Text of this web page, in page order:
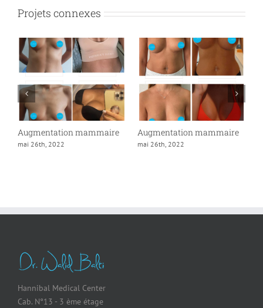
Projets connexes
Augmentation mammaire
mai 26th, 2022
Augmentation mammaire
mai 26th, 2022
Hannibal Medical Center
Cab. N°13 - 3 ème étage